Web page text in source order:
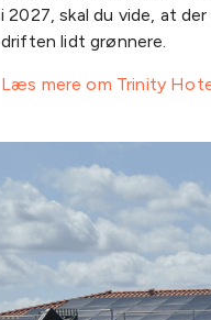
i 2027, skal du vide, at
driften lidt grønnere.
Læs mere om Trinity